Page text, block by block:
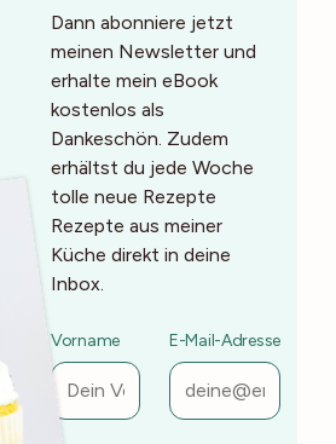
Dann abonniere jetzt
meinen Newsletter und
erhalte mein eBook
kostenlos als
Dankeschön. Zudem
erhältst du jede Woche
tolle neue Rezepte
Rezepte aus meiner
Küche direkt in deine
Inbox.
Vorname E-Mail-Adresse